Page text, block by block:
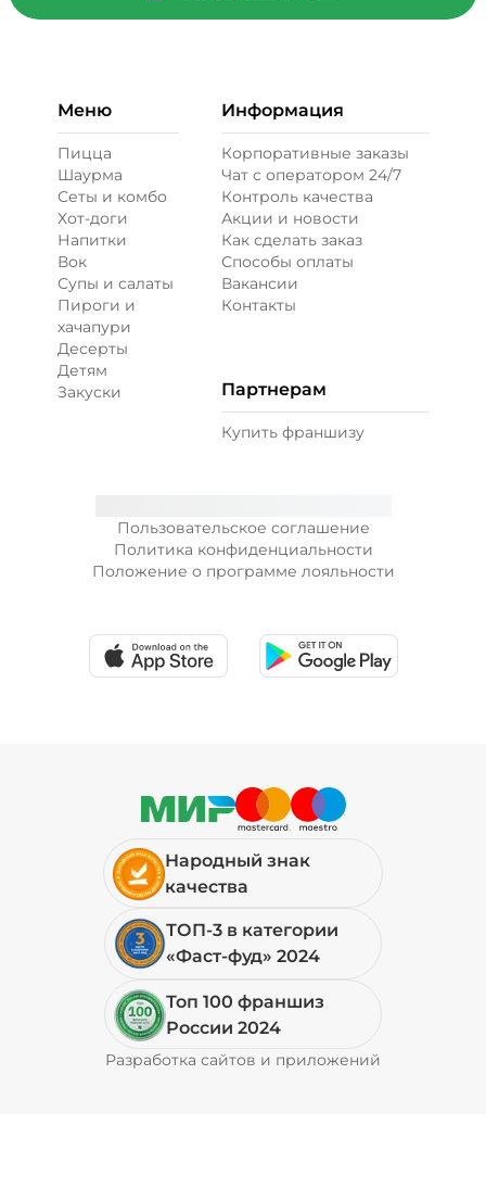
Пользовательское соглашение
Политика конфиденциальности
Положение о программе лояльности
Меню
Пицца
Шаурма
Сеты и комбо
Хот-доги
Напитки
Вок
Супы и салаты
Пироги и
хачапури
Десерты
Детям
Закуски
Информация
Корпоративные заказы
Чат с оператором 24/7
Контроль качества
Акции и новости
Как сделать заказ
Способы оплаты
Вакансии
Контакты
Партнерам
Купить франшизу
Народный знак
качества
ТОП-3 в категории
«Фаст-фуд» 2024
Топ 100 франшиз
России 2024
Разработка сайтов и приложений
Pyrobyte